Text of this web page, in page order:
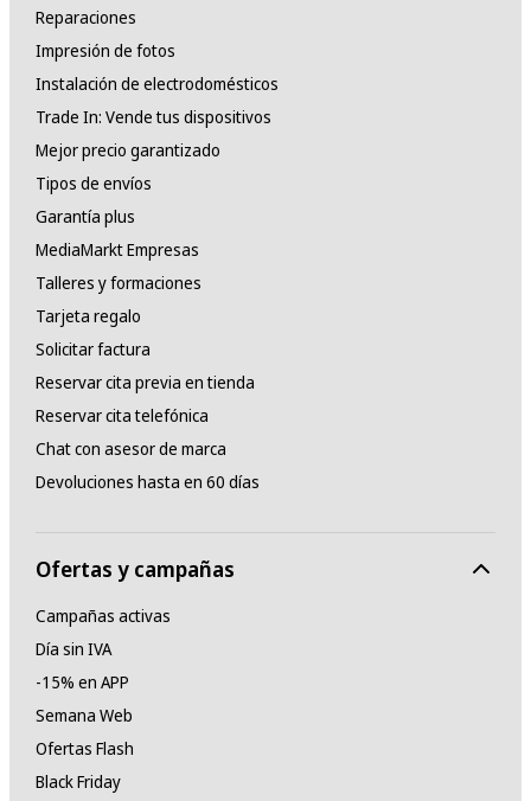
Reparaciones
Impresión de fotos
Instalación de electrodomésticos
Trade In: Vende tus dispositivos
Mejor precio garantizado
Tipos de envíos
Garantía plus
MediaMarkt Empresas
Talleres y formaciones
Tarjeta regalo
Solicitar factura
Reservar cita previa en tienda
Reservar cita telefónica
Chat con asesor de marca
Devoluciones hasta en 60 días
Ofertas y campañas
Campañas activas
Día sin IVA
-15% en APP
Semana Web
Ofertas Flash
Black Friday